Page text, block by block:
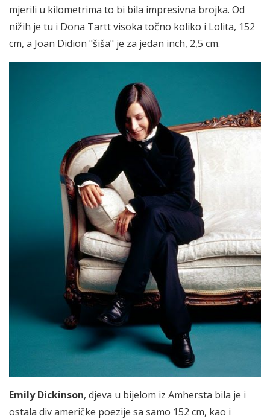
mjerili u kilometrima to bi bila impresivna brojka. Od
nižih je tu i Dona Tartt visoka točno koliko i Lolita, 152
cm, a Joan Didion "šiša" je za jedan inch, 2,5 cm.
Emily Dickinson, djeva u bijelom iz Amhersta bila je i
ostala div američke poezije sa samo 152 cm, kao i